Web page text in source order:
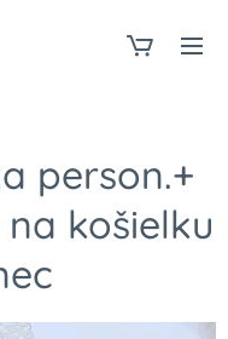
person.+
košielku